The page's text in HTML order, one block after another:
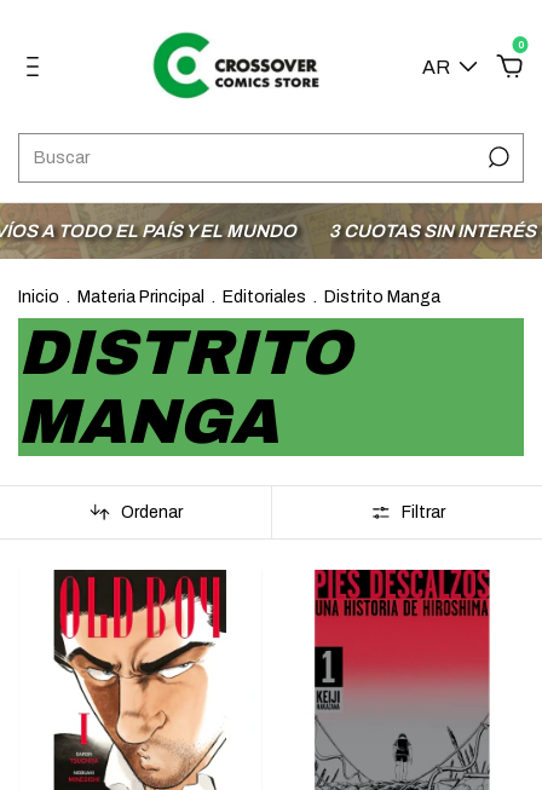
AR
0
EL PAÍS Y EL MUNDO 3 CUOTAS SIN INTERÉS CON
Inicio . Materia Principal . Editoriales . Distrito Manga
DISTRITO
MANGA
Ordenar Filtrar